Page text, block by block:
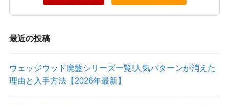
最近の投稿
ウェッジウッド廃盤シリーズ一覧!人気パターンが消えた
理由と入手方法【2026年最新】